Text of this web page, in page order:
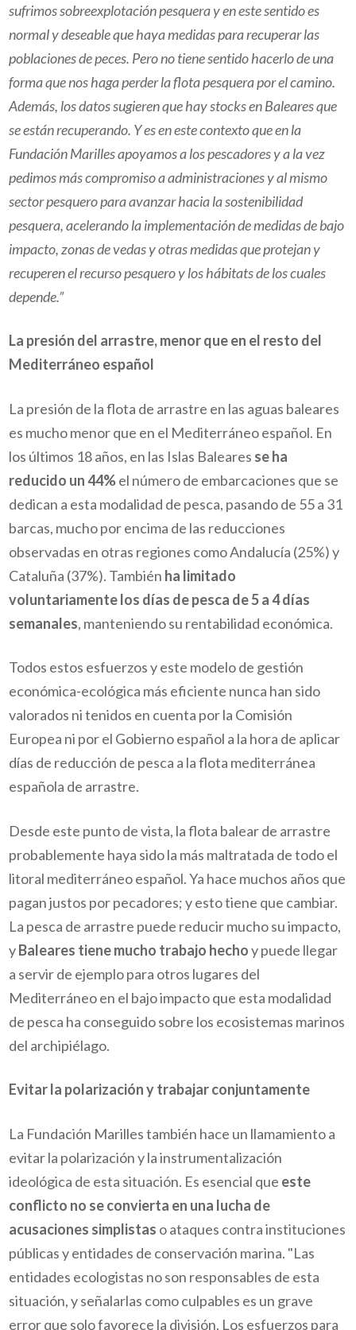
sufrimos sobreexplotación pesquera y en este sentido es
normal y deseable que haya medidas para recuperar las
poblaciones de peces. Pero no tiene sentido hacerlo de una
forma que nos haga perder la flota pesquera por el camino.
Además, los datos sugieren que hay stocks en Baleares que
se están recuperando. Y es en este contexto que en la
Fundación Marilles apoyamos a los pescadores y a la vez
pedimos más compromiso a administraciones y al mismo
sector pesquero para avanzar hacia la sostenibilidad
pesquera, acelerando la implementación de medidas de bajo
impacto, zonas de vedas y otras medidas que protejan y
recuperen el recurso pesquero y los hábitats de los cuales
depende.”
La presión del arrastre, menor que en el resto del
Mediterráneo español
La presión de la flota de arrastre en las aguas baleares
es mucho menor que en el Mediterráneo español. En
los últimos 18 años, en las Islas Baleares se ha
reducido un 44%el número de embarcaciones que se
dedican a esta modalidad de pesca, pasando de 55 a 31
barcas, mucho por encima de las reducciones
observadas en otras regiones como Andalucía (25%) y
Cataluña (37%). También ha limitado
voluntariamente los días de pesca de 5 a 4 días
semanales, manteniendo su rentabilidad económica.
Todos estos esfuerzos y este modelo de gestión
económica-ecológica más eficiente nunca han sido
valorados ni tenidos en cuenta por la Comisión
Europea ni por el Gobierno español a la hora de aplicar
días de reducción de pesca a la flota mediterránea
española de arrastre.
Desde este punto de vista, la flota balear de arrastre
probablemente haya sido la más maltratada de todo el
litoral mediterráneo español. Ya hace muchos años que
pagan justos por pecadores; y esto tiene que cambiar.
La pesca de arrastre puede reducir mucho su impacto,
yBaleares tiene mucho trabajo hechoy puede llegar
a servir de ejemplo para otros lugares del
Mediterráneo en el bajo impacto que esta modalidad
de pesca ha conseguido sobre los ecosistemas marinos
del archipiélago.
Evitar la polarización y trabajar conjuntamente
La Fundación Marilles también hace un llamamiento a
evitar la polarización y la instrumentalización
ideológica de esta situación. Es esencial que este
conflicto no se convierta en una lucha de
acusaciones simplistas o ataques contra instituciones
públicas y entidades de conservación marina. "Las
entidades ecologistas no son responsables de esta
situación, y señalarlas como culpables es un grave
error que solo favorece la división. Los esfuerzos para